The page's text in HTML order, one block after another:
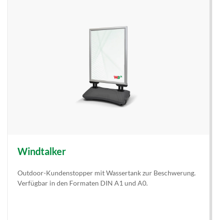
Windtalker
Outdoor-Kundenstopper mit Wassertank zur Beschwerung.
Verfügbar in den Formaten DIN A1 und A0.